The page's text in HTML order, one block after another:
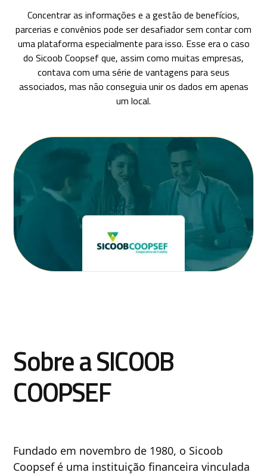
Concentrar as informações e a gestão de benefícios,
parcerias e convênios pode ser desafiador sem contar com
uma plataforma especialmente para isso. Esse era o caso
do Sicoob Coopsef que, assim como muitas empresas,
contava com uma série de vantagens para seus
associados, mas não conseguia unir os dados em apenas
um local.
Sobre a SICOOB
COOPSEF
Fundado em novembro de 1980, o Sicoob
Coopsef é uma instituição financeira vinculada